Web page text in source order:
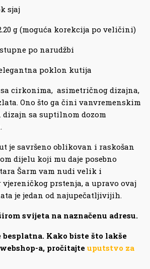
sjaj
g (moguća korekcija po veličini)
po narudžbi
poklon kutija
cirkonima, asimetričnog dizajna,
Ono što ga čini vanvremenskim
dizajn sa suptilnom dozom
je savršeno oblikovan i raskošan
dijelu koji mu daje posebno
Šarm vam nudi velik i
prstenja, a upravo ovaj
je jedan od najupečatljivijih.
svijeta na naznačenu adresu.
besplatna. Kako biste što lakše
a, pročitajte uputstvo za